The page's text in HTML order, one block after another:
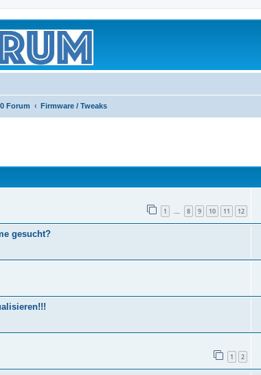
Forum Firmware / Tweaks
1 … 8 9 10 11 12
gesucht?
1 2